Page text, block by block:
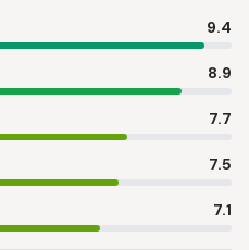
9.4
8.9
7.7
7.5
7.1